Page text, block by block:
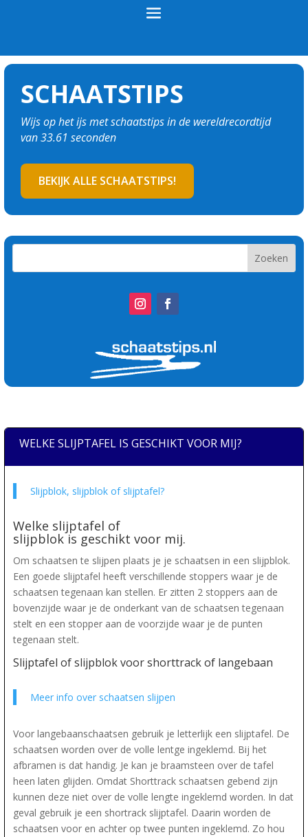
SCHAATSTIPS
Wijs op het ijs met schaatstips in de wereldrecordtijd
van 33.61 seconden
BEKIJK ALLE SCHAATSTIPS!
WELKE SLIJPTAFEL IS GESCHIKT VOOR MIJ?
Slijpblok, slijpblok of slijptafel?
Welke slijptafel of
slijpblok is geschikt voor mij.
Om schaatsen te slijpen plaats je je schaatsen in een slijpblok.
Een goede slijptafel heeft verschillende stoppers waar je de
schaatsen tegenaan kan stellen. Er zitten 2 stoppers aan de
bovenzijde waar je de onderkant van de schaatsen tegenaan
stelt en een stopper aan de voorzijde waar je de punten
tegenaan stelt.
Slijptafel of slijpblok voor shorttrack of langebaan
Meer info over schaatsen slijpen
Voor langebaanschaatsen gebruik je letterlijk een slijptafel. De
schaatsen worden over de volle lentge ingeklemd. Bij het
afbramen is dat handig. Je kan je braamsteen over de tafel
heen laten glijden. Omdat Shorttrack schaatsen gebend zijn
kunnen deze niet over de volle lengte ingeklemd worden. In dat
geval gebruik je een shortrack slijptafel. Daarin worden de
schaatsen voor en achter op twee punten ingeklemd. Zo hou